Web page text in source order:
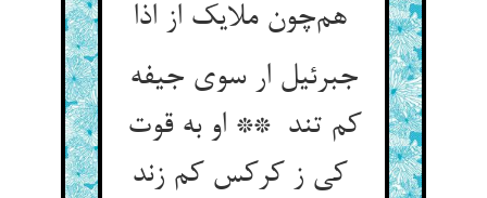
هم‌چون ملایک از اذا
جبرئیل ار سوی جیفه
کم تند ** او به قوت